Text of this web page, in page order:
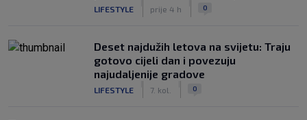
LIFESTYLE prije 4 h 0
Deset najdužih letova na svijetu: Traju
gotovo cijeli dan i povezuju
najudaljenije gradove
LIFESTYLE 7. kol. 0